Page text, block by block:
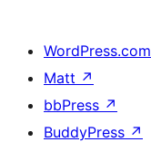
WordPress.com
Matt ↗
bbPress ↗
BuddyPress ↗